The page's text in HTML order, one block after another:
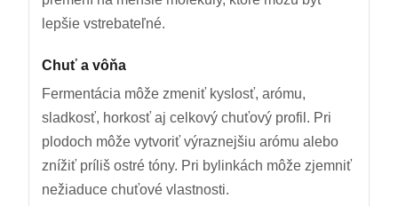
lepšie vstrebateľné.
Chuť a vôňa
Fermentácia môže zmeniť kyslosť, arómu,
sladkosť, horkosť aj celkový chuťový profil. Pri
plodoch môže vytvoriť výraznejšiu arómu alebo
znížiť príliš ostré tóny. Pri bylinkách môže zjemniť
nežiaduce chuťové vlastnosti.